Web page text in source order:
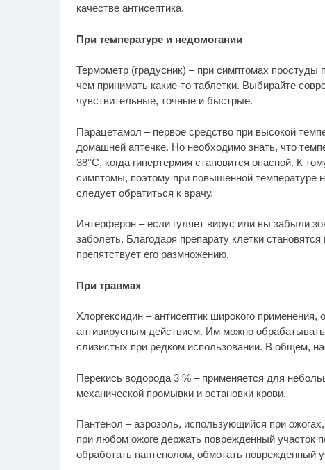
качестве антисептика.
При температуре и недомогании
Термометр (градусник) – при симптомах
чем принимать какие-то таблетки. Выбирайте
чувствительные, точные и быстрые.
Парацетамол – первое средство при высокой
домашней аптечке. Но необходимо знать, что
38°С, когда гипертермия становится опасной. К
симптомы, поэтому при повышенной температуре
следует обратиться к врачу.
Интерферон – если гуляет вирус или вы забыли
заболеть. Благодаря препарату клетки
препятствует его размножению.
При травмах
Хлоргексидин – антисептик широкого
антивирусным действием. Им можно
слизистых при редком использовании. В общем,
Перекись водорода 3 % – применяется для
механической промывки и остановки крови.
Пантенол – аэрозоль, использующийся при
при любом ожоге держать поврежденный участок
обработать пантенолом, обмотать поврежденный